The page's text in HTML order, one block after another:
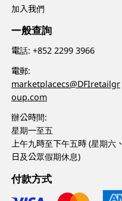
加入我們
一般查詢
電話:+852 2299 3966
電郵:
marketplacecs@DFIretailgr
oup.com
辦公時間:
星期一至五
上午九時至下午五時 (星期六、
日及公眾假期休息)
付款方式